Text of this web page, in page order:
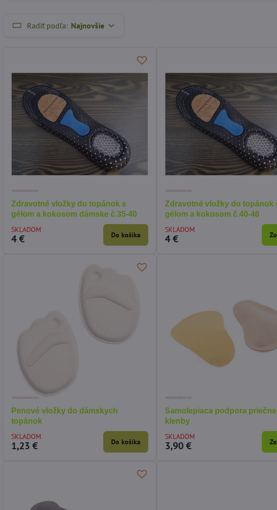
Radiť podľa: Najnovšie
Zdravotné vložky do topánok s
gélom a kokosom dámske č.35-40
SKLADOM
4 € Do košíka
Zdravotné vložky do topánok
gélom a kokosom č.40-46
SKLADOM
4 €
Penové vložky do dámskych
topánok
SKLADOM
1,23 € Do košíka
Samolepiaca podpora
klenby
SKLADOM
3,90 €
Korektor fixátor Hallux Valgus
deň/noc - 1/ks